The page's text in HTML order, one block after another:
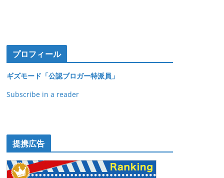
プロフィール
ギズモード「公認ブロガー特派員」
Subscribe in a reader
提携広告